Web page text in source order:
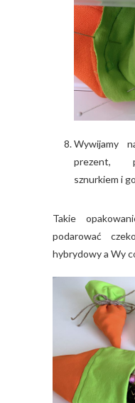
Wywijamy
prezent,
sznurkiem i
Takie
podarować
hybrydowy a Wy